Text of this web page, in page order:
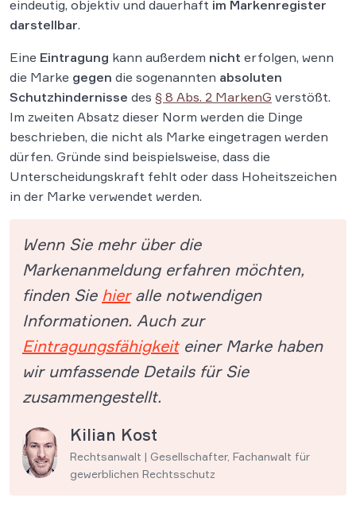
eindeutig, objektiv und dauerhaft im Markenregister
darstellbar.
Eine Eintragung kann außerdem nicht erfolgen, wenn
die Marke gegen die sogenannten absoluten
Schutzhindernisse des § 8 Abs. 2 MarkenG verstößt.
Im zweiten Absatz dieser Norm werden die Dinge
beschrieben, die nicht als Marke eingetragen werden
dürfen. Gründe sind beispielsweise, dass die
Unterscheidungskraft fehlt oder dass Hoheitszeichen
in der Marke verwendet werden.
Wenn Sie mehr über die
Markenanmeldung erfahren möchten,
finden Sie hieralle notwendigen
Informationen. Auch zur
Eintragungsfähigkeiteiner Marke haben
wir umfassende Details für Sie
zusammengestellt.
Kilian Kost
Rechtsanwalt | Gesellschafter, Fachanwalt für
gewerblichen Rechtsschutz